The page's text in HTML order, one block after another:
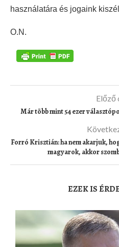
használatára és jogaink
O.N.
Előző
Már több mint 54 ezer
Forró Krisztián: ha nem akarjuk,
magyarok, akkor
EZEK IS